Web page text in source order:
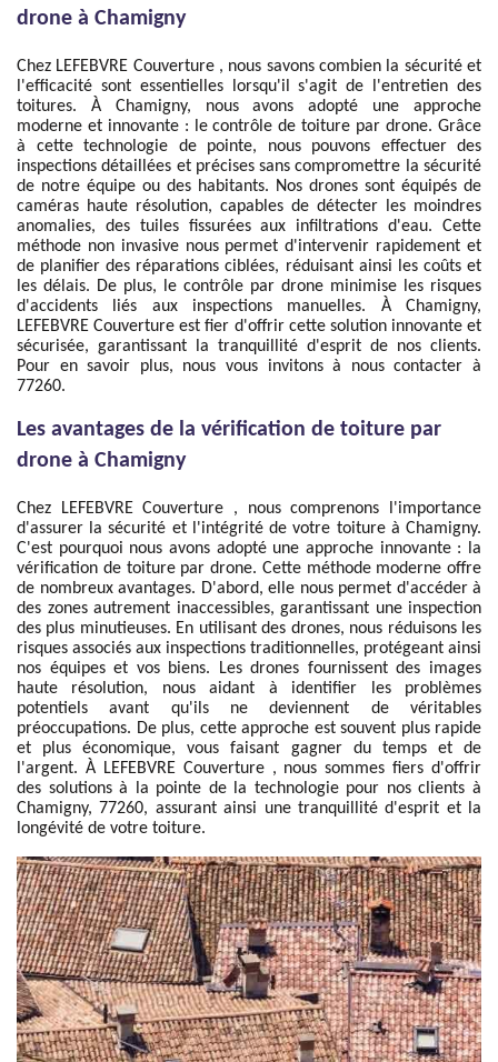
drone à Chamigny
Chez LEFEBVRE Couverture , nous savons combien la sécurité et
l'efficacité sont essentielles lorsqu'il s'agit de l'entretien des
toitures. À Chamigny, nous avons adopté une approche
moderne et innovante : le contrôle de toiture par drone. Grâce
à cette technologie de pointe, nous pouvons effectuer des
inspections détaillées et précises sans compromettre la sécurité
de notre équipe ou des habitants. Nos drones sont équipés de
caméras haute résolution, capables de détecter les moindres
anomalies, des tuiles fissurées aux infiltrations d'eau. Cette
méthode non invasive nous permet d'intervenir rapidement et
de planifier des réparations ciblées, réduisant ainsi les coûts et
les délais. De plus, le contrôle par drone minimise les risques
d'accidents liés aux inspections manuelles. À Chamigny,
LEFEBVRE Couverture est fier d'offrir cette solution innovante et
sécurisée, garantissant la tranquillité d'esprit de nos clients.
Pour en savoir plus, nous vous invitons à nous contacter à
77260.
Les avantages de la vérification de toiture par
drone à Chamigny
Chez LEFEBVRE Couverture , nous comprenons l'importance
d'assurer la sécurité et l'intégrité de votre toiture à Chamigny.
C'est pourquoi nous avons adopté une approche innovante : la
vérification de toiture par drone. Cette méthode moderne offre
de nombreux avantages. D'abord, elle nous permet d'accéder à
des zones autrement inaccessibles, garantissant une inspection
des plus minutieuses. En utilisant des drones, nous réduisons les
risques associés aux inspections traditionnelles, protégeant ainsi
nos équipes et vos biens. Les drones fournissent des images
haute résolution, nous aidant à identifier les problèmes
potentiels avant qu'ils ne deviennent de véritables
préoccupations. De plus, cette approche est souvent plus rapide
et plus économique, vous faisant gagner du temps et de
l'argent. À LEFEBVRE Couverture , nous sommes fiers d'offrir
des solutions à la pointe de la technologie pour nos clients à
Chamigny, 77260, assurant ainsi une tranquillité d'esprit et la
longévité de votre toiture.